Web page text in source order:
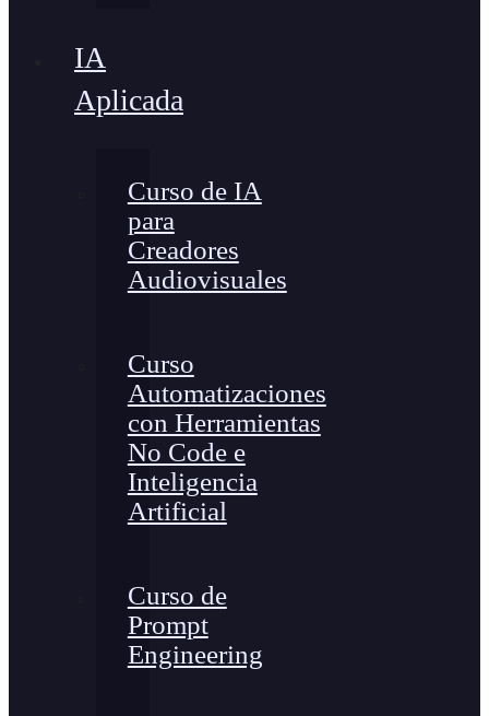
IA
Aplicada
Curso de IA
para
Creadores
Audiovisuales
Curso
Automatizaciones
con Herramientas
No Code e
Inteligencia
Artificial
Curso de
Prompt
Engineering